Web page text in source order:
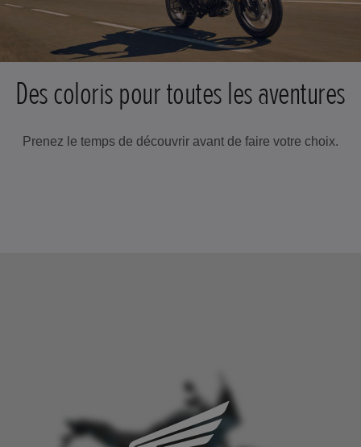
Des coloris pour toutes les aventures
Prenez le temps de découvrir avant de faire votre choix.